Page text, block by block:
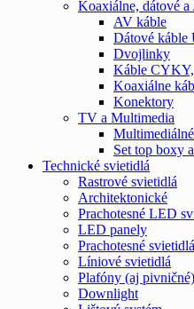
Koaxiálne, dátové
AV káble
Dátové káble
Dvojlinky
Káble
Koaxiálne
Konektory
TV a Multimedia
Set top boxy
Technické svietidlá
Rastrové svietidlá
Architektonické
Prachotesné LED
LED panely
Prachotesné svietidlá
Líniové svietidlá
Plafóny (aj pivničné)
Downlight